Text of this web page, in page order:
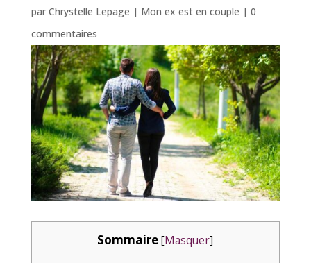
par Chrystelle Lepage | Mon ex est en couple | 0
commentaires
Sommaire [Masquer]